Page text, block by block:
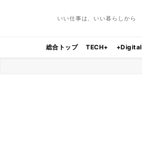
いい仕事は、いい暮らしから
総合トップ TECH+ +Digital